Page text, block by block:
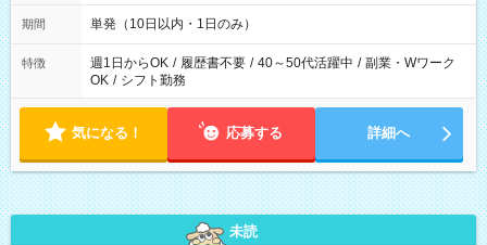
期間 単発（10日以内・1日のみ）
特徴 週1日からOK / 履歴書不要 / 40～50代活躍中 / 副業・Wワーク
OK / シフト勤務
気になる！ 応募する 詳細へ
未読